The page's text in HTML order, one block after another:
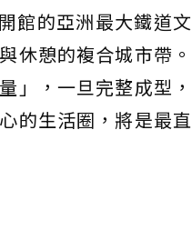
館的亞洲最大鐵道文
休憩的複合城市帶。
」，一旦完整成型，
的生活圈，將是最直